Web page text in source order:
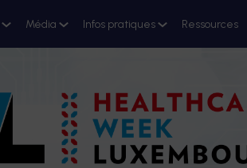
Média Infos pratiques Ressources